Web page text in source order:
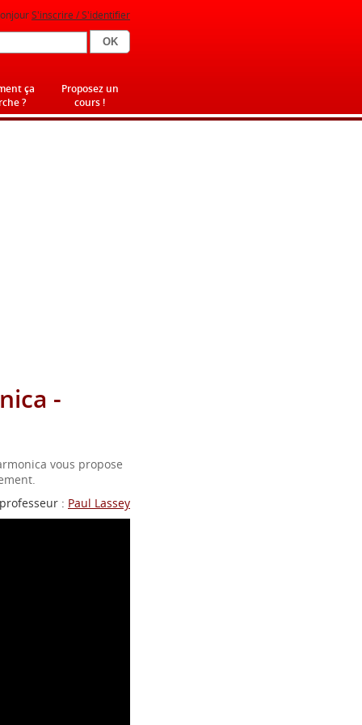
S'inscrire / S'identifier
ça
?
Proposez un
cours !
-
vous propose
professeur : Paul Lassey